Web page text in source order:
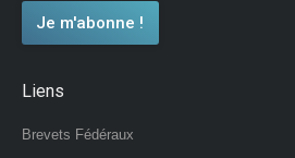
Liens
Brevets Fédéraux